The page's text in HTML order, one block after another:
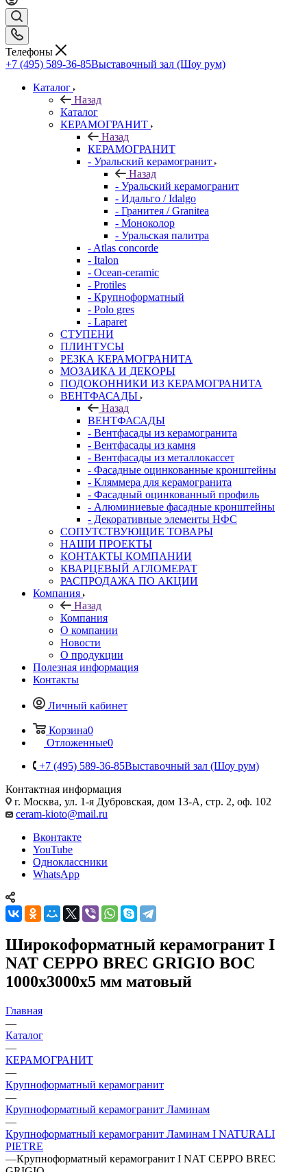
Телефоны
+7 (495) 589-36-85Выставочный зал (Шоу рум)
Каталог
Назад
Каталог
КЕРАМОГРАНИТ
Назад
КЕРАМОГРАНИТ
- Уральский керамогранит
Назад
- Уральский керамогранит
- Идальго / Idalgo
- Гранитея / Granitea
- Моноколор
- Уральская палитра
- Atlas concorde
- Italon
- Ocean-ceramic
- Protiles
- Крупноформатный
- Polo gres
- Laparet
СТУПЕНИ
ПЛИНТУСЫ
РЕЗКА КЕРАМОГРАНИТА
МОЗАИКА И ДЕКОРЫ
ПОДОКОННИКИ ИЗ КЕРАМОГРАНИТА
ВЕНТФАСАДЫ
Назад
ВЕНТФАСАДЫ
- Вентфасады из керамогранита
- Вентфасады из камня
- Вентфасады из металлокассет
- Фасадные оцинкованные кронштейны
- Кляммера для керамогранита
- Фасадный оцинкованный профиль
- Алюминиевые фасадные кронштейны
- Декоративные элементы НФС
СОПУТСТВУЮЩИЕ ТОВАРЫ
НАШИ ПРОЕКТЫ
КОНТАКТЫ КОМПАНИИ
КВАРЦЕВЫЙ АГЛОМЕРАТ
РАСПРОДАЖА ПО АКЦИИ
Компания
Назад
Компания
О компании
Новости
О продукции
Полезная информация
Контакты
Личный кабинет
Корзина0
Отложенные0
+7 (495) 589-36-85Выставочный зал (Шоу рум)
Контактная информация
г. Москва, ул. 1-я Дубровская, дом 13-А, стр. 2, оф. 102
ceram-kioto@mail.ru
Вконтакте
YouTube
Одноклассники
WhatsApp
Широкоформатный керамогранит I
NAT CEPPO BREC GRIGIO BOC
1000x3000x5 мм матовый
Главная
—
Каталог
—
КЕРАМОГРАНИТ
—
Крупноформатный керамогранит
—
Крупноформатный керамогранит Ламинам
—
Крупноформатный керамогранит Ламинам I NATURALI
PIETRE
—Крупноформатный керамогранит I NAT CEPPO BREC